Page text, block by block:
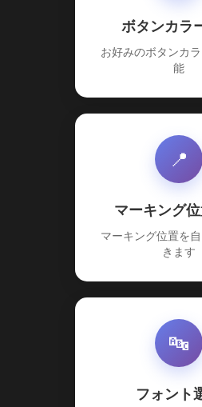
ボタンカラ
お好みのボタンカ
能
📍
マーキング
マーキング位置を
きます
🔤
フォント